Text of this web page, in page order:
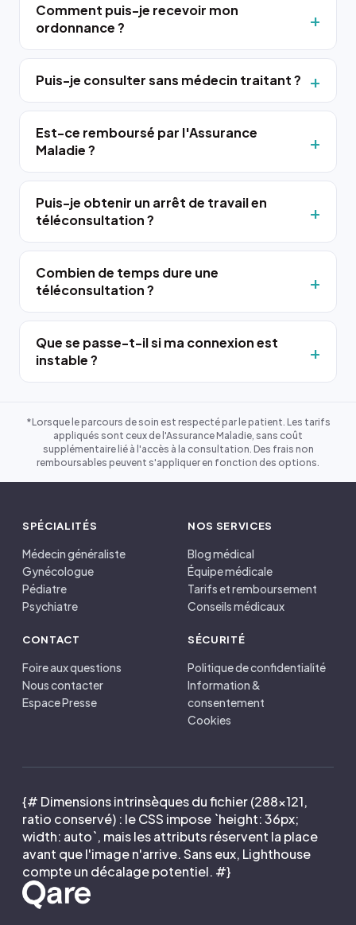
Comment puis-je recevoir mon
ordonnance ?
Puis-je consulter sans médecin traitant ?
Est-ce remboursé par l'Assurance
Maladie ?
Puis-je obtenir un arrêt de travail en
téléconsultation ?
Combien de temps dure une
téléconsultation ?
Que se passe-t-il si ma connexion est
instable ?
*Lorsque le parcours de soin est respecté par le patient. Les tarifs
appliqués sont ceux de l'Assurance Maladie, sans coût
supplémentaire lié à l'accès à la consultation. Des frais non
remboursables peuvent s'appliquer en fonction des options.
SPÉCIALITÉS
Médecin généraliste
Gynécologue
Pédiatre
Psychiatre
NOS SERVICES
Blog médical
Équipe médicale
Tarifs et remboursement
Conseils médicaux
CONTACT
Foire aux questions
Nous contacter
Espace Presse
SÉCURITÉ
Politique de confidentialité
Information &
consentement
Cookies
{# Dimensions intrinsèques du fichier (288×121,
ratio conservé) : le CSS impose `height: 36px;
width: auto`, mais les attributs réservent la place
avant que l'image n'arrive. Sans eux, Lighthouse
compte un décalage potentiel. #}